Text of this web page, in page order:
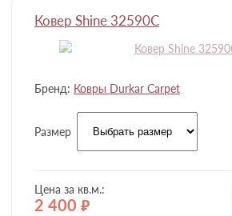
Ковер Shine 32590C
Бренд: Ковры Durkar Carpet
Размер
Цена за кв.м.:
2 400 руб.